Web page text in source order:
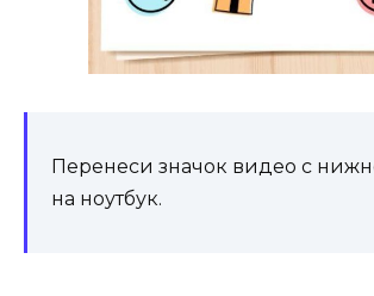
Перенеси значок видео с
на ноутбук.